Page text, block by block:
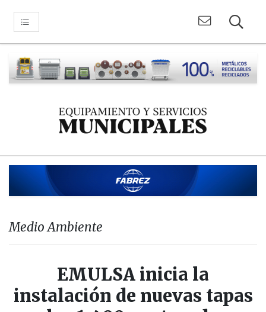
Medio Ambiente
EMULSA inicia la
instalación de nuevas tapas